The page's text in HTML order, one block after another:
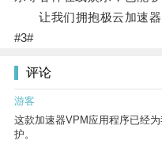
让我们拥抱极云加速器
#3#
评论
游客
这款加速器VPM应用程序已经
护。